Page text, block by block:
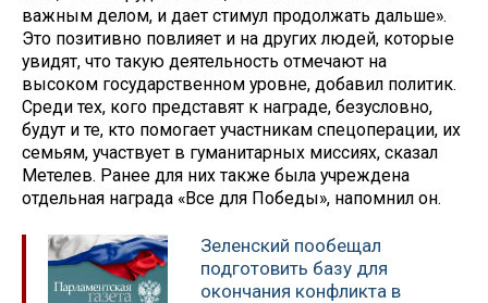
важным делом, и дает стимул продолжать дальше».
Это позитивно повлияет и на других людей, которые
увидят, что такую деятельность отмечают на
высоком государственном уровне, добавил политик.
Среди тех, кого представят к награде, безусловно,
будут и те, кто помогает участникам спецоперации, их
семьям, участвует в гуманитарных миссиях, сказал
Метелев. Ранее для них также была учреждена
отдельная награда «Все для Победы», напомнил он.
Зеленский пообещал
подготовить базу для
окончания конфликта в